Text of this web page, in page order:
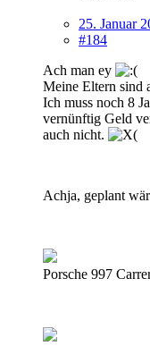
25. Januar
#184
Ach man ey
Meine Eltern sind
Ich muss noch 8
vernünftig Geld
auch nicht.
Achja, geplant
Porsche 997